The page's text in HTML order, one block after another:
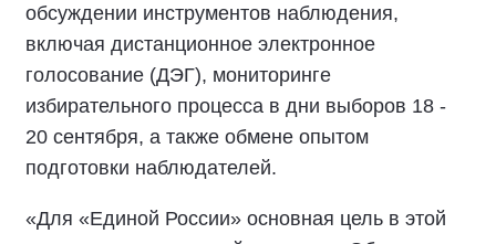
обсуждении инструментов наблюдения,
включая дистанционное электронное
голосование (ДЭГ), мониторинге
избирательного процесса в дни выборов 18 -
20 сентября, а также обмене опытом
подготовки наблюдателей.
«Для «Единой России» основная цель в этой